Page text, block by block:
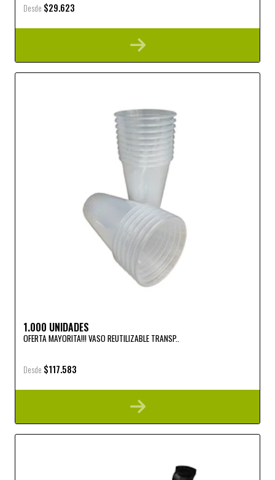
Desde $29.623
1.000 UNIDADES
OFERTA MAYORITA!!! VASO REUTILIZABLE TRANSP..
Desde $117.583